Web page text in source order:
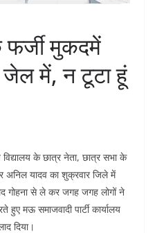
मुकदमें
में, न टूटा हूं
के छात्र नेता, छात्र सभा के
अनिल यादव का शुक्रवार जिले में
गोहना से ले कर जगह जगह लोगों ने
मऊ समाजवादी पार्टी कार्यालय
दिया।